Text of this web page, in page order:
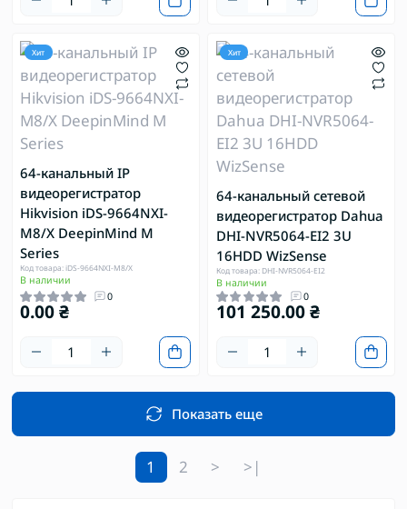
Хит
64-канальный IP
видеорегистратор
Hikvision iDS-9664NXI-
M8/X DeepinMind M
Series
Код товара: iDS-9664NXI-M8/X
В наличии
0
0.00 ₴
Хит
64-канальный сетевой
видеорегистратор Dahua
DHI-NVR5064-EI2 3U
16HDD WizSense
Код товара: DHI-NVR5064-EI2
В наличии
0
101 250.00 ₴
Показать еще
1 2 > >|